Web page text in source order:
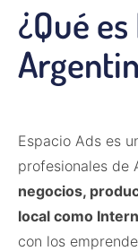
¿Qué
Espacio Ads es
profesionales de
negocios,
local como
con los